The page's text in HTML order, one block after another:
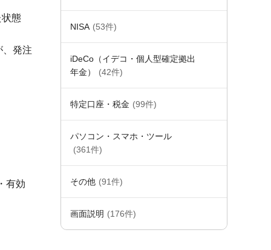
NISA (53件)
iDeCo（イデコ・個人型確定拠出
年金）
(42件)
特定口座・税金 (99件)
パソコン・スマホ・ツール
(361件)
その他 (91件)
画面説明 (176件)
態
、発注
有効